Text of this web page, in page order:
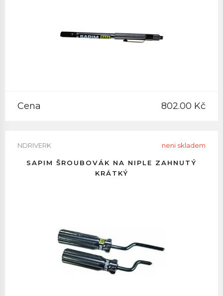
Cena 802.00 Kč
NDRIVERK neni skladem
SAPIM ŠROUBOVÁK NA NIPLE ZAHNUTÝ
KRÁTKÝ